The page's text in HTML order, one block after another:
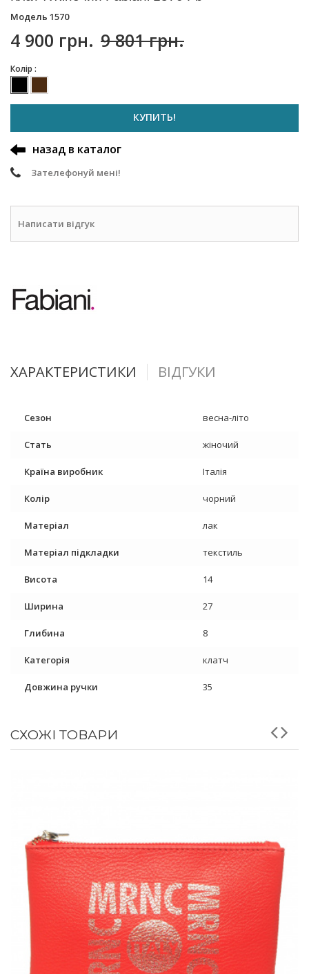
Модель 1570
4 900 грн. 9 801 грн.
Колір :
КУПИТЬ!
назад в каталог
Зателефонуй мені!
Написати відгук
ХАРАКТЕРИСТИКИ ВІДГУКИ
Сезон весна-літо
Стать жіночий
Країна виробник Італія
Колір чорний
Матеріал лак
Матеріал підкладки текстиль
Висота 14
Ширина 27
Глибина 8
Категорія клатч
Довжина ручки 35
СХОЖІ ТОВАРИ